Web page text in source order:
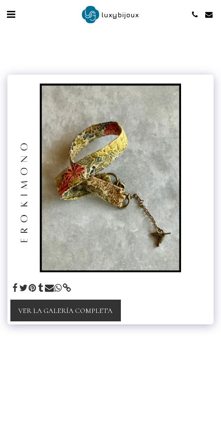
luxybijoux
VER LA GALERÍA COMPLETA